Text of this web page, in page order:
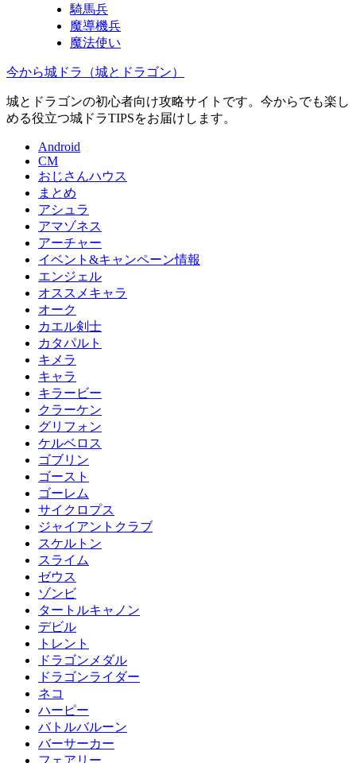
騎馬兵
魔導機兵
魔法使い
今から城ドラ（城とドラゴン）
城とドラゴンの初心者向け攻略サイトです。今からでも楽し
める役立つ城ドラTIPSをお届けします。
Android
CM
おじさんハウス
まとめ
アシュラ
アマゾネス
アーチャー
イベント&キャンペーン情報
エンジェル
オススメキャラ
オーク
カエル剣士
カタパルト
キメラ
キャラ
キラービー
クラーケン
グリフォン
ケルベロス
ゴブリン
ゴースト
ゴーレム
サイクロプス
ジャイアントクラブ
スケルトン
スライム
ゼウス
ゾンビ
タートルキャノン
デビル
トレント
ドラゴンメダル
ドラゴンライダー
ネコ
ハーピー
バトルバルーン
バーサーカー
フェアリー